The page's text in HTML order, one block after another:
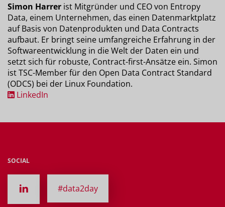
Simon Harrer ist Mitgründer und CEO von Entropy
Data, einem Unternehmen, das einen Datenmarktplatz
auf Basis von Datenprodukten und Data Contracts
aufbaut. Er bringt seine umfangreiche Erfahrung in der
Softwareentwicklung in die Welt der Daten ein und
setzt sich für robuste, Contract-first-Ansätze ein. Simon
ist TSC-Member für den Open Data Contract Standard
(ODCS) bei der Linux Foundation.
LinkedIn
SOCIAL
#data2day